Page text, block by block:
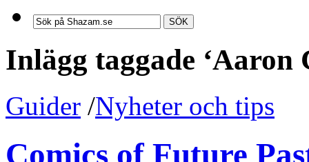
SÖK
Inlägg taggade ‘Aaron
Guider /Nyheter och tips
Comics of Future